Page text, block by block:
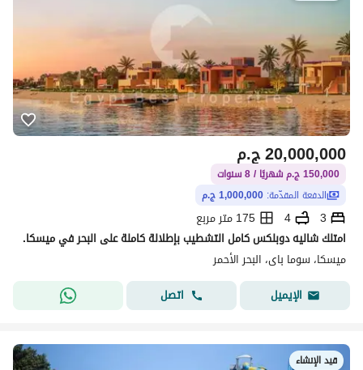
ج.م20,000,000
150,000 ج.م شهريًا / 8 سنوات
الدفعة المقدّمة: 1,000,000 ج.م
3
4
175 متر مربع
امتلك شاليه دوبلكس كامل التشطيب بإطلالة كاملة على البحر في ميسكا.
ميسكا، سوما باى، البحر الأحمر
الإيميل
اتصل
قيد الإنشاء